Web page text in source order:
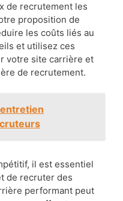
de recrutement les
proposition de
les coûts liés au
et utilisez ces
votre site carrière et
de recrutement.
il est essentiel
de recruter des
performant peut